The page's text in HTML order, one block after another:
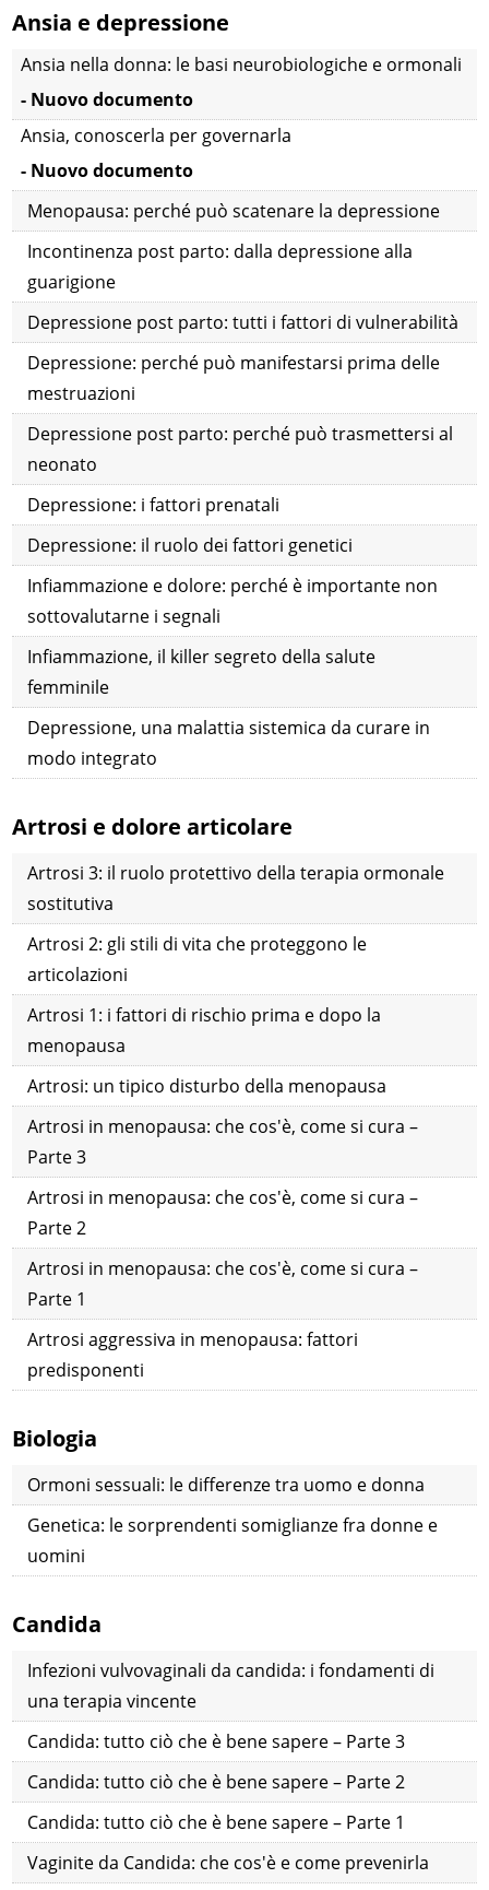
Ansia e depressione
Ansia nella donna: le basi neurobiologiche e ormonali
- Nuovo documento
Ansia, conoscerla per governarla
- Nuovo documento
Menopausa: perché può scatenare la depressione
Incontinenza post parto: dalla depressione alla
guarigione
Depressione post parto: tutti i fattori di vulnerabilità
Depressione: perché può manifestarsi prima delle
mestruazioni
Depressione post parto: perché può trasmettersi al
neonato
Depressione: i fattori prenatali
Depressione: il ruolo dei fattori genetici
Infiammazione e dolore: perché è importante non
sottovalutarne i segnali
Infiammazione, il killer segreto della salute
femminile
Depressione, una malattia sistemica da curare in
modo integrato
Artrosi e dolore articolare
Artrosi 3: il ruolo protettivo della terapia ormonale
sostitutiva
Artrosi 2: gli stili di vita che proteggono le
articolazioni
Artrosi 1: i fattori di rischio prima e dopo la
menopausa
Artrosi: un tipico disturbo della menopausa
Artrosi in menopausa: che cos'è, come si cura –
Parte 3
Artrosi in menopausa: che cos'è, come si cura –
Parte 2
Artrosi in menopausa: che cos'è, come si cura –
Parte 1
Artrosi aggressiva in menopausa: fattori
predisponenti
Biologia
Ormoni sessuali: le differenze tra uomo e donna
Genetica: le sorprendenti somiglianze fra donne e
uomini
Candida
Infezioni vulvovaginali da candida: i fondamenti di
una terapia vincente
Candida: tutto ciò che è bene sapere – Parte 3
Candida: tutto ciò che è bene sapere – Parte 2
Candida: tutto ciò che è bene sapere – Parte 1
Vaginite da Candida: che cos'è e come prevenirla